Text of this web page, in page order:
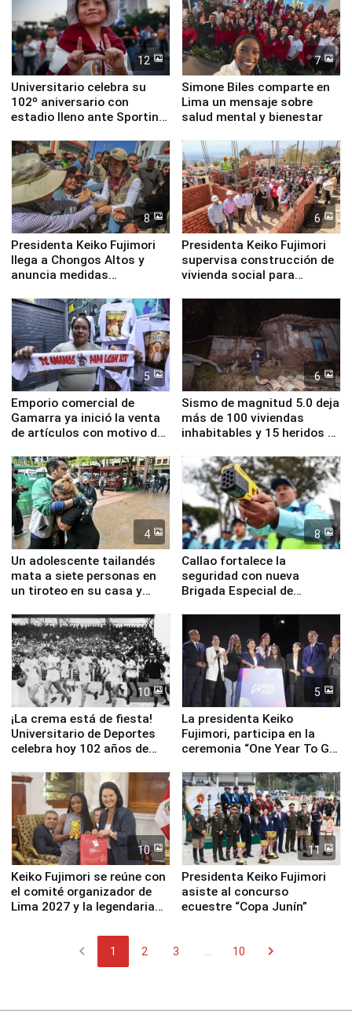
12
Universitario celebra su
102º aniversario con
estadio lleno ante Sporting
7
Simone Biles comparte en
Lima un mensaje sobre
salud mental y bienestar
8
Presidenta Keiko Fujimori
llega a Chongos Altos y
anuncia medidas
educación, salud y empleo
6
Presidenta Keiko Fujimori
supervisa construcción de
vivienda social para
5
Emporio comercial de
Gamarra ya inició la venta
de artículos con motivo de
6
Sismo de magnitud 5.0 deja
más de 100 viviendas
inhabitables y 15 heridos en
4
Un adolescente tailandés
mata a siete personas en
un tiroteo en su casa y
8
Callao fortalece la
seguridad con nueva
Brigada Especial de
equipamiento para
Serenazgo
10
¡La crema está de fiesta!
Universitario de Deportes
celebra hoy 102 años de
5
La presidenta Keiko
Fujimori, participa en la
ceremonia “One Year To Go
10
Keiko Fujimori se reúne con
el comité organizador de
Lima 2027 y la legendaria
11
Presidenta Keiko Fujimori
asiste al concurso
ecuestre “Copa Junín”
chevron_left 1 2 3 ... 10 chevron_right